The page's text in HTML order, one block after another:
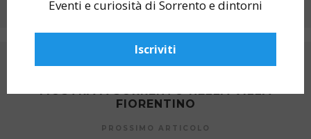
MOSTRA A SORRENTO NELLA VILLA
FIORENTINO
PROSSIMO ARTICOLO
Eventi e curiosità di Sorrento e dintorni
Iscriviti